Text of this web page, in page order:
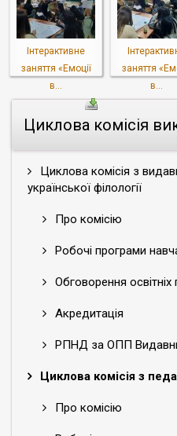
Циклова комісія
Циклова комісія з
української філології
Про комісію
Робочі програми
Обговорення освітніх
Акредитація
РПНД за ОПП
Циклова комісія з
Про комісію
Інтерактивне
заняття «Емоції
в...
заняття
в...